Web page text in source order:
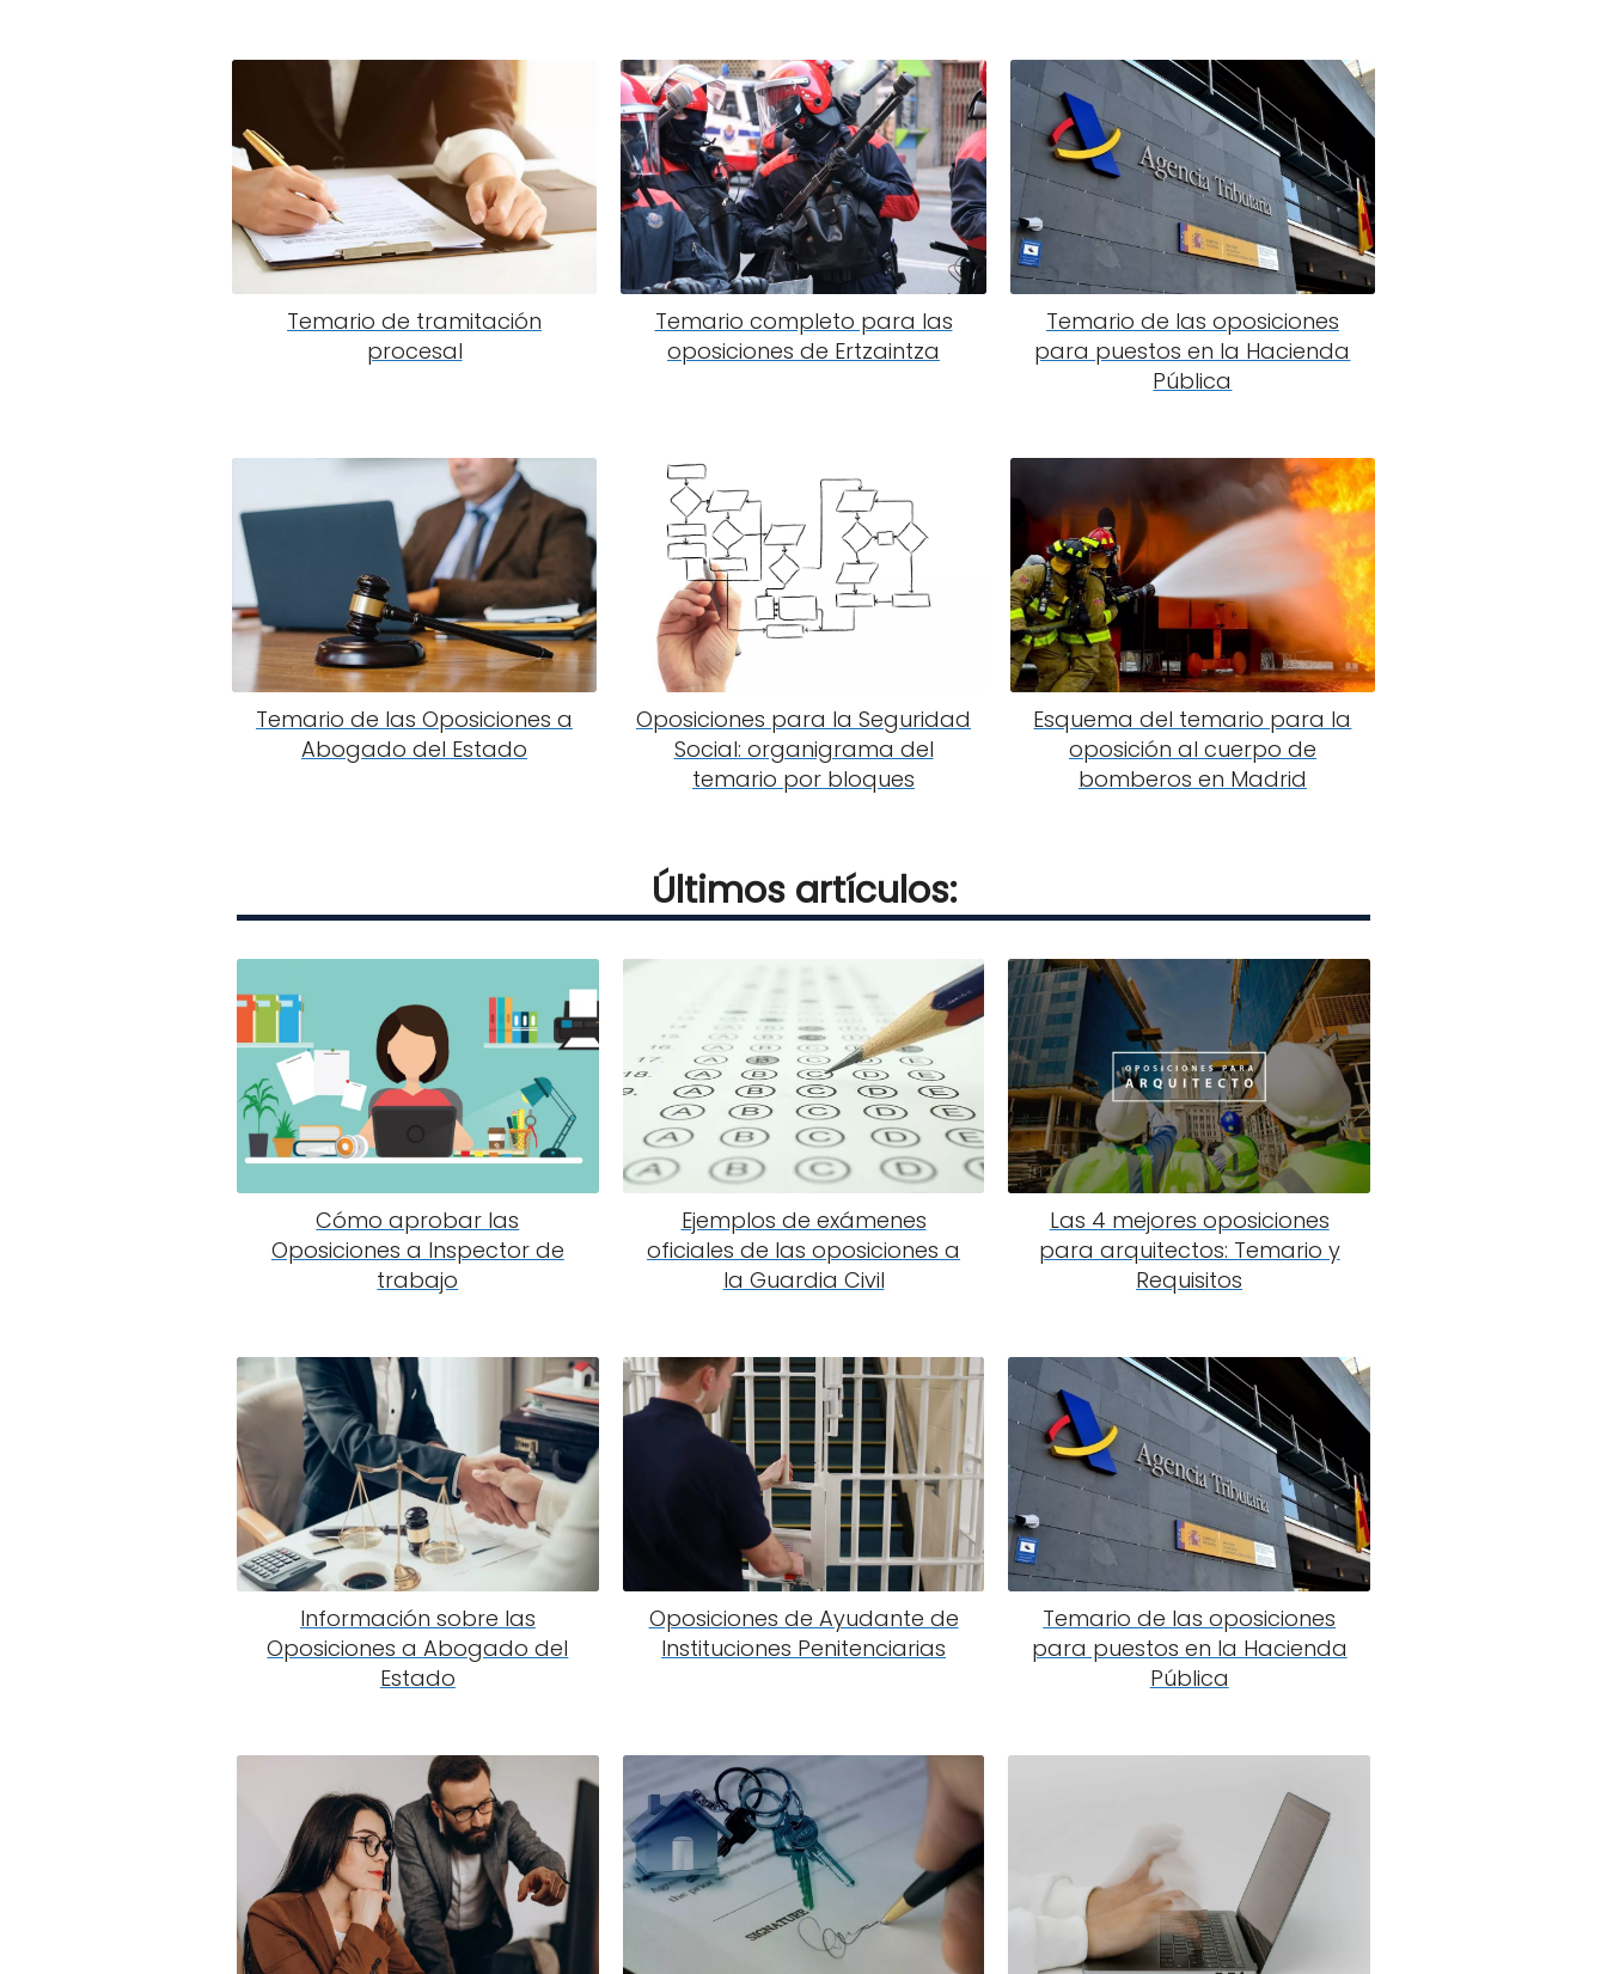
Temario de tramitación
procesal
Temario completo para las
oposiciones de Ertzaintza
Temario de las oposiciones
para puestos en la Hacienda
Pública
Temario de las Oposiciones a
Abogado del Estado
Oposiciones para la Seguridad
Social: organigrama del
temario por bloques
Esquema del temario para la
oposición al cuerpo de
bomberos en Madrid
Últimos artículos:
Cómo aprobar las
Oposiciones a Inspector de
trabajo
Ejemplos de exámenes
oficiales de las oposiciones a
la Guardia Civil
Las 4 mejores oposiciones
para arquitectos: Temario y
Requisitos
Información sobre las
Oposiciones a Abogado del
Estado
Oposiciones de Ayudante de
Instituciones Penitenciarias
Temario de las oposiciones
para puestos en la Hacienda
Pública